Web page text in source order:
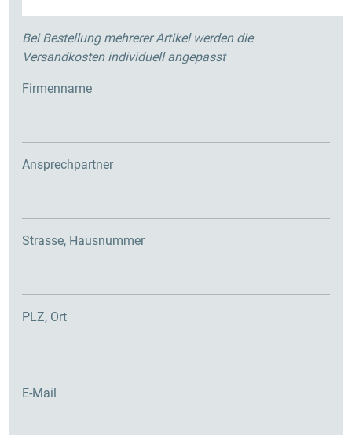
Bei Bestellung mehrerer Artikel werden die
Versandkosten individuell angepasst
Firmenname
Ansprechpartner
Strasse, Hausnummer
PLZ, Ort
E-Mail